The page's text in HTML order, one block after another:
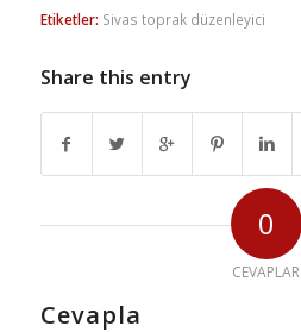
Etiketler: Sivas toprak düzenleyici
Share this entry
0
CEVAPLAR
Cevapla